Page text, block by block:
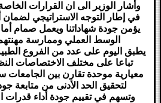
وأشار الوزير الى ان القرارات
في إطار التوجه الاستراتيجي لضمان
يؤمن جودة شهاداتنا ويعمل صمام
الوسط العملي وممارسة
يطبق اليوم على عدد من الفروع
تباعا على مختلف الاختصاصات
معيارية موحدة تقارن بين الجامعات
لتحقيق الحد الأدنى من متابعة
وتسهم في تقييم جودة أداء قدرات